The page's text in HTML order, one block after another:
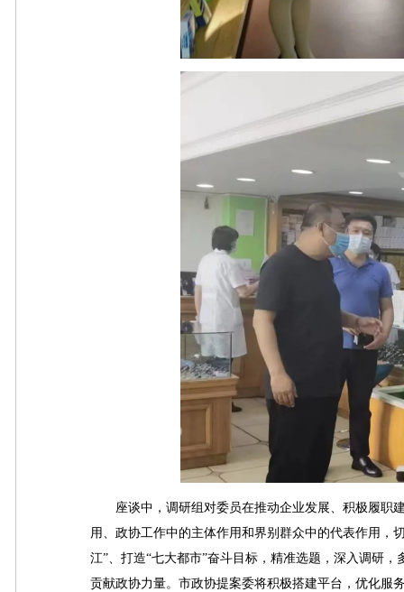
座谈中，调研组对委员在推动企业发展、积极履职
用、政协工作中的主体作用和界别群众中的代表作用，
江”、打造“七大都市”奋斗目标，精准选题，深入调研
贡献政协力量。市政协提案委将积极搭建平台，优化服